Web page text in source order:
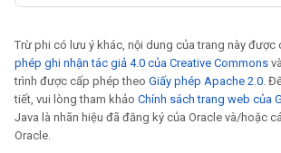
Trừ phi có lưu ý khác, nội dung của trang này được
phép ghi nhận tác giả 4.0 của Creative Commons
trình được cấp phép theo Giấy phép Apache 2.0.
tiết, vui lòng tham khảo Chính sách trang web của
Java là nhãn hiệu đã đăng ký của Oracle và/hoặc
Oracle.